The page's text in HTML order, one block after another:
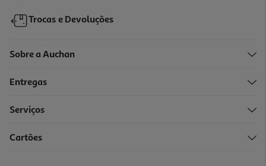
Trocas e Devoluções
Sobre a Auchan
Entregas
Serviços
Cartões